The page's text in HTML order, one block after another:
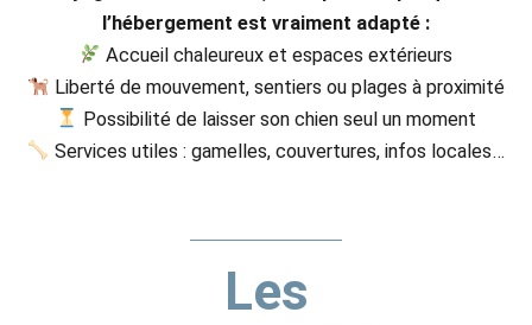
l’hébergement est vraiment adapté :
Accueil chaleureux et espaces extérieurs
Liberté de mouvement, sentiers ou plages à proximité
Possibilité de laisser son chien seul un moment
Services utiles : gamelles, couvertures, infos locales…
Les